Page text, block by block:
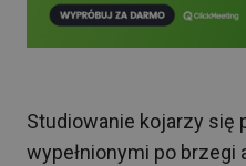
Studiowanie kojarzy się
wypełnionymi po brzegi